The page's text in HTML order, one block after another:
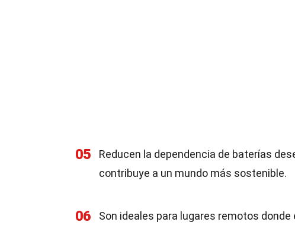
05 Reducen la dependencia de baterías
contribuye a un mundo más sostenible.
06
Son ideales para lugares remotos